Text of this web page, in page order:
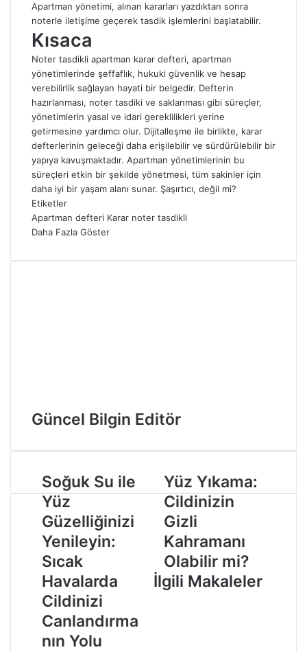
Apartman yönetimi, alınan kararları yazdıktan sonra
noterle iletişime geçerek tasdik işlemlerini başlatabilir.
Kısaca
Noter tasdikli apartman karar defteri, apartman
yönetimlerinde şeffaflık, hukuki güvenlik ve hesap
verebilirlik sağlayan hayati bir belgedir. Defterin
hazırlanması, noter tasdiki ve saklanması gibi süreçler,
yönetimlerin yasal ve idari gereklilikleri yerine
getirmesine yardımcı olur. Dijitalleşme ile birlikte, karar
defterlerinin geleceği daha erişilebilir ve sürdürülebilir bir
yapıya kavuşmaktadır. Apartman yönetimlerinin bu
süreçleri etkin bir şekilde yönetmesi, tüm sakinler için
daha iyi bir yaşam alanı sunar. Şaşırtıcı, değil mi?
Etiketler
Apartman defteri Karar noter tasdikli
Daha Fazla Göster
Güncel Bilgin Editör
Soğuk Su ile
Yüz
Güzelliğinizi
Yenileyin:
Sıcak
Havalarda
Cildinizi
Canlandırma
nın Yolu
Yüz Yıkama:
Cildinizin
Gizli
Kahramanı
Olabilir mi?
İlgili Makaleler